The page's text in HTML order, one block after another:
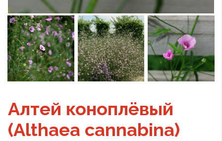
Алтей коноплёвый
(Althaea cannabina)